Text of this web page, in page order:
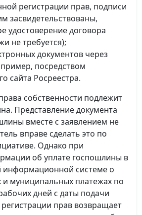
регистрации прав, подписи
засвидетельствованы,
удостоверение договора
не требуется);
документов через
посредством
сайта Росреестра.
собственности подлежит
Представление документа
вместе с заявлением не
вправе сделать это по
Однако при
об уплате госпошлины в
информационной системе о
и муниципальных платежах по
дней с даты подачи
прав возвращает